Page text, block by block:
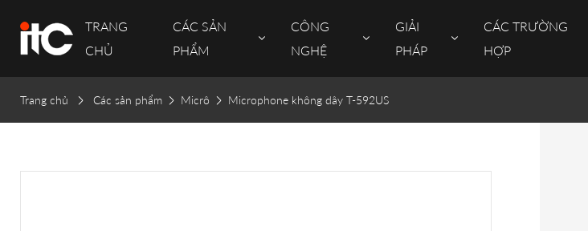
TRANG
CHỦ
CÁC SẢN
PHẨM
CÔNG
NGHỆ
GIẢI
PHÁP
CÁC TRƯỜNG
HỢP
Trang chủ Các sản phẩm Micrô Microphone không dây T-592US